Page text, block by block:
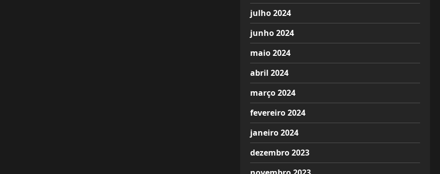
julho 2024
junho 2024
maio 2024
abril 2024
março 2024
fevereiro 2024
janeiro 2024
dezembro 2023